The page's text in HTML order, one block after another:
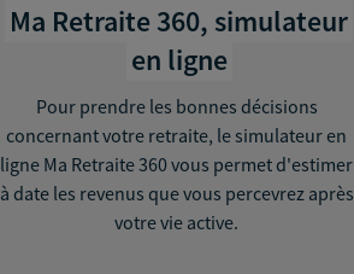
Ma Retraite 360, simulateur
en ligne
Pour prendre les bonnes décisions
concernant votre retraite, le simulateur en
ligne Ma Retraite 360 vous permet d'estimer
à date les revenus que vous percevrez après
votre vie active.